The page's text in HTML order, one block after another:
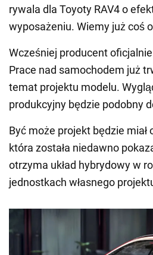
rywala dla Toyoty RAV4 o
wyposażeniu. Wiemy już coś
Wcześniej producent
Prace nad samochodem już
temat projektu modelu.
produkcyjny będzie podobny
Być może projekt będzie
która została niedawno
otrzyma układ hybrydowy w
jednostkach własnego